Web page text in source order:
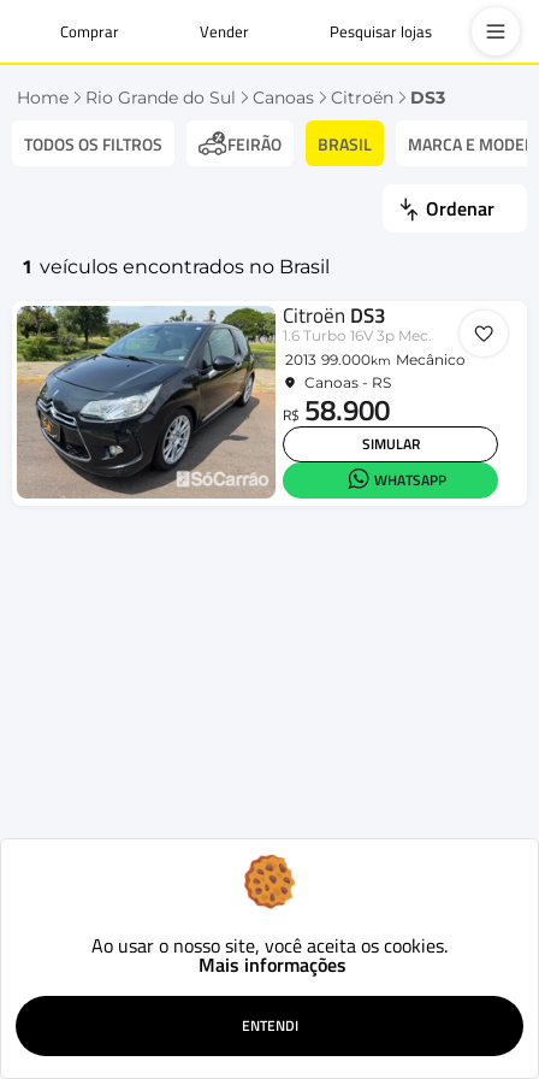
Comprar Vender Pesquisar lojas
Home Rio Grande do Sul Canoas Citroën DS3
TODOS OS FILTROS FEIRÃO BRASIL MARCA E
Ordenar
1 veículos encontrados no Brasil
Citroën DS3
1.6 Turbo 16V 3p Mec.
2013 99.000km Mecânico
Canoas - RS
R$ 58.900
SIMULAR
WHATSAPP
Ao usar o nosso site, você aceita os cookies.
Mais informações
ENTENDI